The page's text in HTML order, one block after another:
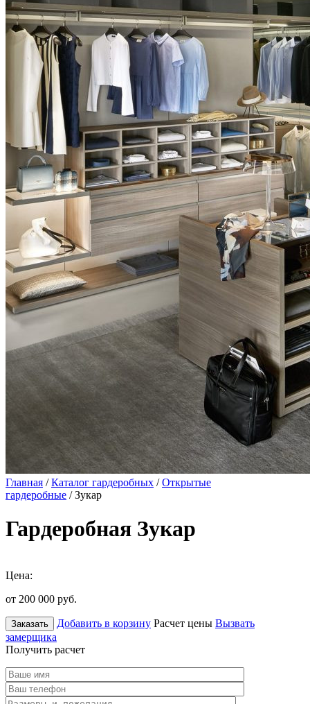
Главная /Каталог гардеробных /Открытые
гардеробные / Зукар
Гардеробная Зукар
Цена:
от 200 000 руб.
Заказать Добавить в корзину Расчет цены Вызвать
замерщика
Получить расчет